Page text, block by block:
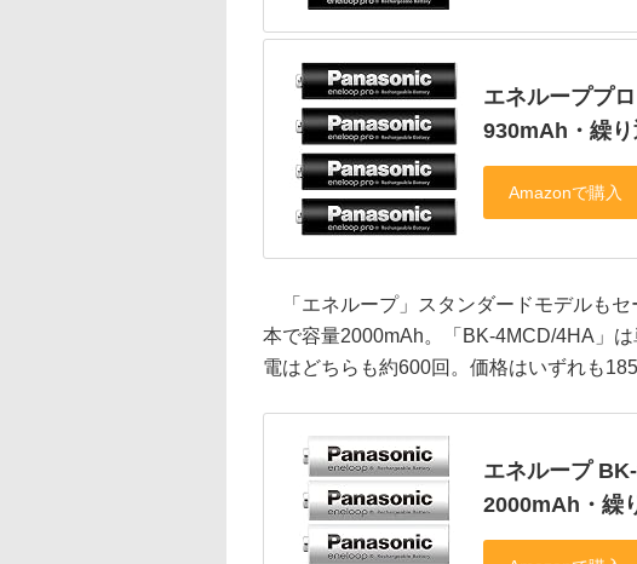
エネループプ
930mAh・繰り
「エネループ」スタンダードモデルも
本で容量2000mAh。「BK-4MCD/4HA」
電はどちらも約600回。価格はいずれも
エネループ
2000mAh・繰